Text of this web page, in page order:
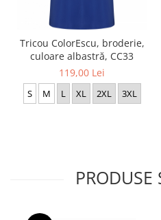
Tricou ColorEscu, broderie,
culoare albastră, CC33
119,00 Lei
S M L XL 2XL 3XL
PRODUSE